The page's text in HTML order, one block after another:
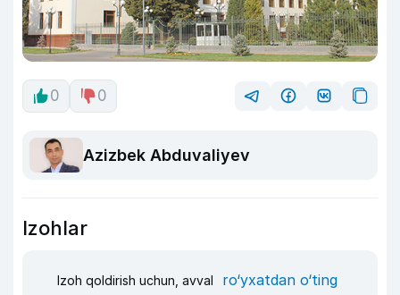
0 0
Azizbek Abduvaliyev
Izohlar
Izoh qoldirish uchun, avval ro‘yxatdan o‘ting